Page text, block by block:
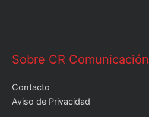
Sobre CR Comunicación
Contacto
Aviso de Privacidad